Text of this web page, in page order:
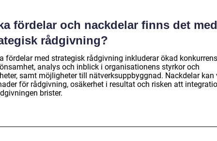
fördelar och nackdelar finns det med
rådgivning?
fördelar med strategisk rådgivning inkluderar ökad
analys och inblick i organisationens styrkor och
samt möjligheter till nätverksuppbyggnad. Nackdelar kan
för rådgivning, osäkerhet i resultat och risken att
brister.